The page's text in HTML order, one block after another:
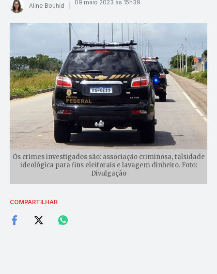
Aline Bouhid 09 maio 2023 às 15h39
Os crimes investigados são: associação criminosa, falsidade
ideológica para fins eleitorais e lavagem dinheiro. Foto:
Divulgação
COMPARTILHAR